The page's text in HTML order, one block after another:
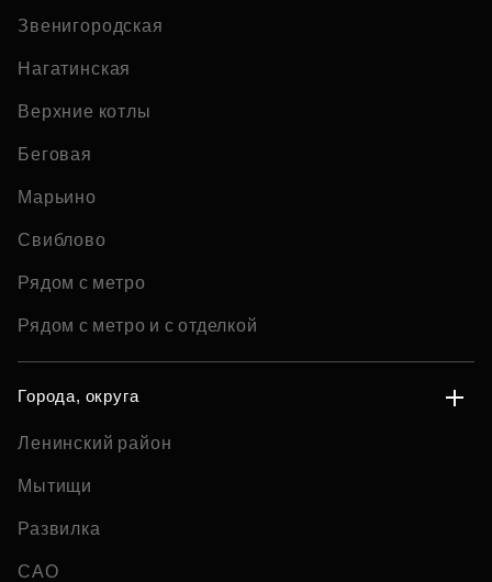
Звенигородская
Нагатинская
Верхние котлы
Беговая
Марьино
Свиблово
Рядом с метро
Рядом с метро и с отделкой
Города, округа
Ленинский район
Мытищи
Развилка
САО